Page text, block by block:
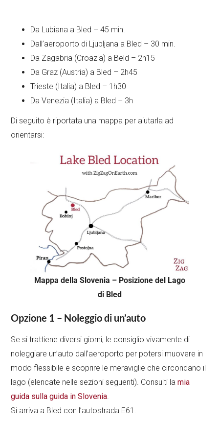
Da Lubiana a Bled – 45 min.
Dall’aeroporto di Ljubljana a Bled – 30 min.
Da Zagabria (Croazia) a Beld – 2h15
Da Graz (Austria) a Bled – 2h45
Trieste (Italia) a Bled – 1h30
Da Venezia (Italia) a Bled – 3h
Di seguito è riportata una mappa per aiutarla ad
orientarsi:
Mappa della Slovenia – Posizione del Lago
di Bled
Opzione 1 – Noleggio di un’auto
Se si trattiene diversi giorni, le consiglio vivamente di
noleggiare un’auto dall’aeroporto per potersi muovere in
modo flessibile e scoprire le meraviglie che circondano il
lago (elencate nelle sezioni seguenti). Consulti lamia
guida sulla guida in Slovenia.
Si arriva a Bled con l’autostrada E61.